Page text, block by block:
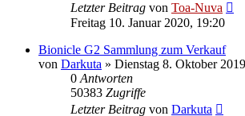
Letzter Beitrag von Toa-Nuva
Freitag 10. Januar 2020, 19:20
Bionicle G2 Sammlung zum Verkauf
von Darkuta » Dienstag 8. Oktober
0 Antworten
50383 Zugriffe
Letzter Beitrag von Darkuta